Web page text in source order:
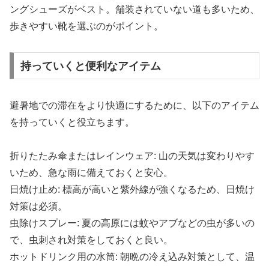
ングシューズがベスト。舗装されていない道も多いため、
歩きやすい靴を選ぶのがポイント。
持っていくと便利なアイテム
避暑地での滞在をより快適にするために、以下のアイテム
を持っていくと役立ちます。
折りたたみ傘またはレインウェア: 山の天気は変わりやす
いため、急な雨に備えておくと安心。
日焼け止め: 標高が高いと紫外線が強くなるため、日焼け
対策は必須。
虫除けスプレー: 夏の高原には蚊やアブなどの虫が多いの
で、虫刺され対策をしておくと良い。
ホットドリンク用の水筒: 朝晩の冷え込み対策として、温